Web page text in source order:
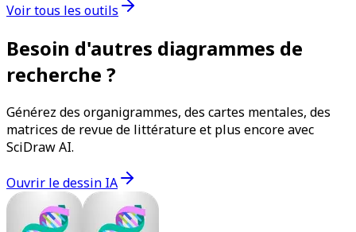
Voir tous les outils
Besoin d'autres diagrammes de
recherche ?
Générez des organigrammes, des cartes mentales, des
matrices de revue de littérature et plus encore avec
SciDraw AI.
Ouvrir le dessin IA